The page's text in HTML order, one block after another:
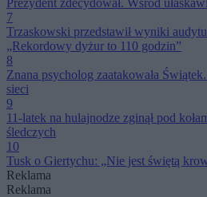
7
Trzaskowski przedstawił wyniki
„Rekordowy dyżur to 110 godzin”
8
Znana psycholog zaatakowała
sieci
9
11-latek na hulajnodze zginął pod
śledczych
10
Tusk o Giertychu: „Nie jest świętą
Reklama
Reklama